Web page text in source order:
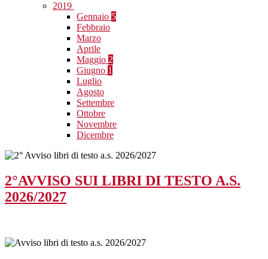
2019
Gennaio 5
Febbraio
Marzo
Aprile
Maggio 2
Giugno 1
Luglio
Agosto
Settembre
Ottobre
Novembre
Dicembre
2°AVVISO SUI LIBRI DI TESTO A.S.
2026/2027